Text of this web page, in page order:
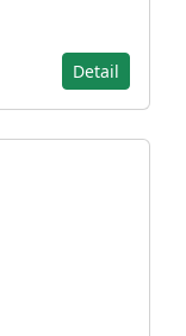
Detail